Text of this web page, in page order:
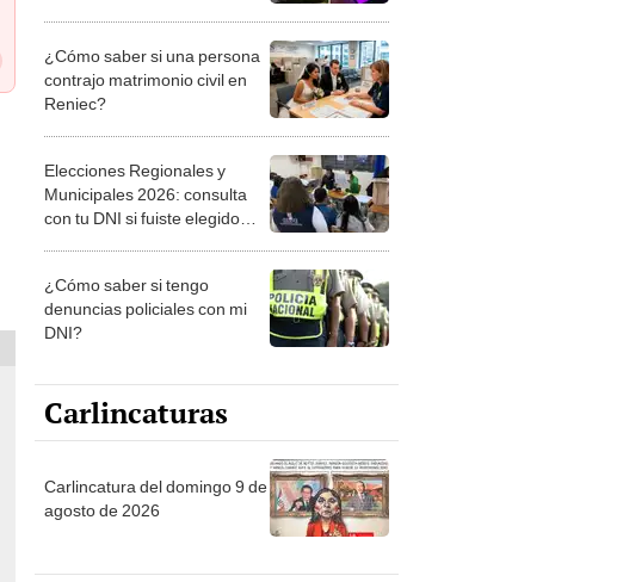
¿Cómo saber si una persona
contrajo matrimonio civil en
Reniec?
Elecciones Regionales y
Municipales 2026: consulta
con tu DNI si fuiste elegido
la ONPE
¿Cómo saber si tengo
denuncias policiales con mi
DNI?
Carlincaturas
Carlincatura del domingo 9 de
agosto de 2026